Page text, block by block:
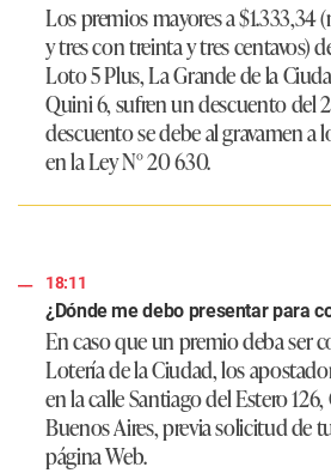
Los premios mayores a $1.333,34
y tres con treinta y tres centavos)
Loto 5 Plus, La Grande de la
Quini 6, sufren un descuento del
descuento se debe al gravamen a
en la Ley N° 20 630.
18:11
¿Dónde me debo presentar para
En caso que un premio deba ser
Lotería de la Ciudad, los
en la calle Santiago del Estero
Buenos Aires, previa solicitud de
página Web.